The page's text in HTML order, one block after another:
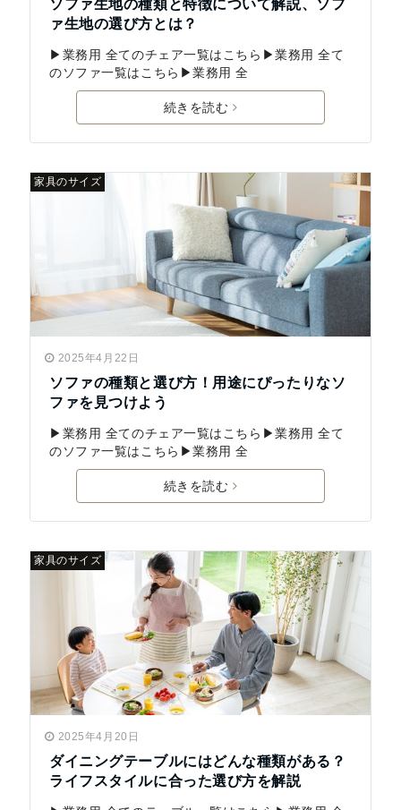
ソファ生地の種類と特徴について解説、ソフ
ァ生地の選び方とは？
▶業務用 全てのチェア一覧はこちら▶業務用 全て
のソファ一覧はこちら▶業務用 全
続きを読む
家具のサイズ
2025年4月22日
ソファの種類と選び方！用途にぴったりなソ
ファを見つけよう
▶業務用 全てのチェア一覧はこちら▶業務用 全て
のソファ一覧はこちら▶業務用 全
続きを読む
家具のサイズ
2025年4月20日
ダイニングテーブルにはどんな種類がある？
ライフスタイルに合った選び方を解説